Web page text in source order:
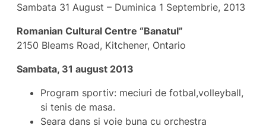
Sambata 31 August – Duminica 1 Septembrie, 2013
Romanian Cultural Centre “Banatul”
2150 Bleams Road, Kitchener, Ontario
Sambata, 31 august 2013
Program sportiv: meciuri de fotbal,volleyball,
si tenis de masa.
Seara dans si voie buna cu orchestra